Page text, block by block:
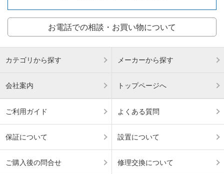
お電話での相談・お買い物について
カテゴリから探す メーカーから探す
会社案内 トップページへ
ご利用ガイド よくある質問
保証について 設置について
ご購入後の問合せ 修理交換について